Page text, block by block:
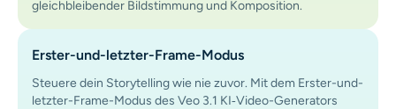
gleichbleibender Bildstimmung und Komposition.
Erster-und-letzter-Frame-Modus
Steuere dein Storytelling wie nie zuvor. Mit dem Erster-und-
letzter-Frame-Modus des Veo 3.1 KI‑Video-Generators